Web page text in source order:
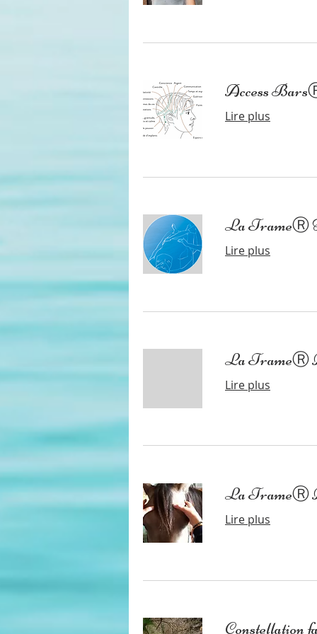
Access
Lire plus
La TrameⓇ
Lire plus
La TrameⓇ
Lire plus
La TrameⓇ
Lire plus
Constellation